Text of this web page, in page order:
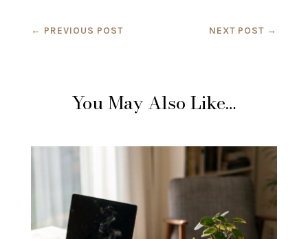
← PREVIOUS POST NEXT POST →
You May Also Like…